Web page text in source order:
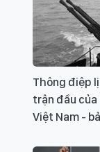
Thông điệp
trận đầu của
Việt Nam -